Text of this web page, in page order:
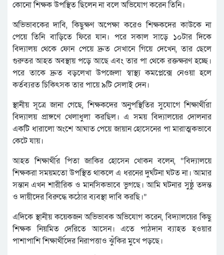
কোনো শিক্ষক উপস্থিত ছিলেন না বলে অভিযোগ করেন তিনি।
অভিভাবকের দাবি, কিছুক্ষণ অপেক্ষা করেও শিক্ষকদের কাউকে না
পেয়ে তিনি বাড়িতে ফিরে যান। পরে সকাল সাড়ে ১০টার দিকে
বিদ্যালয় থেকে ফোন পেয়ে দ্রুত সেখানে গিয়ে দেখেন, তার ছেলে
গুরুতর আহত অবস্থায় পড়ে আছে এবং তার পা থেকে রক্তক্ষরণ হচ্ছে।
পরে তাকে দ্রুত বড়লেখা উপজেলা স্বাস্থ্য কমপ্লেক্সে নেওয়া হলে
কর্তব্যরত চিকিৎসক তার পায়ে ৯টি সেলাই দেন।
স্থানীয় সূত্রে জানা গেছে, শিক্ষকদের অনুপস্থিতির সুযোগে শিক্ষার্থীরা
বিদ্যালয় প্রাঙ্গণে খেলাধুলা করছিল। এ সময় বিদ্যালয়ের দোলনার
একটি ধারালো অংশে আঘাত পেয়ে জায়ান হোসেনের পা মারাত্মকভাবে
কেটে যায়।
আহত শিক্ষার্থীর পিতা জাকির হোসেন খোকন বলেন, “বিদ্যালয়ে
শিক্ষকরা সময়মতো উপস্থিত থাকলে এ ধরনের দুর্ঘটনা ঘটত না। আমার
সন্তান এখন শারীরিক ও মানসিকভাবে ভুগছে। আমি ঘটনার সুষ্ঠু তদন্ত
ও দায়ীদের বিরুদ্ধে কঠোর ব্যবস্থা দাবি করছি।”
এদিকে স্থানীয় কয়েকজন অভিভাবক অভিযোগ করেন, বিদ্যালয়ের কিছু
শিক্ষক নিয়মিত দেরিতে আসেন। এতে পাঠদান ব্যাহত হওয়ার
পাশাপাশি শিক্ষার্থীদের নিরাপত্তাও ঝুঁকির মুখে পড়ছে।